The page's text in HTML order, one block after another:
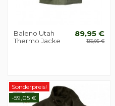
Baleno Utah
Thermo Jacke
89,95 €
139,95 €
Sonderpreis!
-59,05 €